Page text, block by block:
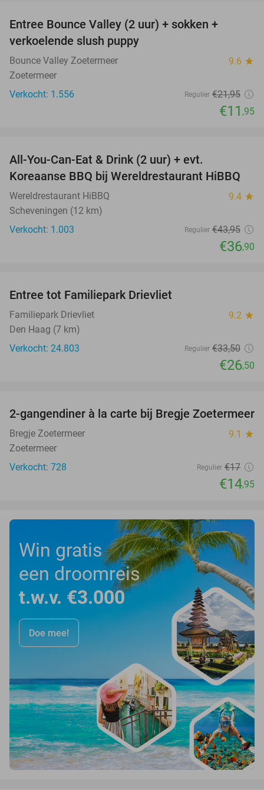
Entree Bounce Valley (2 uur) + sokken +
verkoelende slush puppy
Bounce Valley Zoetermeer 9.6 star
Zoetermeer
Verkocht: 1.556
Regulier €21,95
€11 ,95
All-You-Can-Eat & Drink (2 uur) + evt.
Koreaanse BBQ bij Wereldrestaurant HiBBQ
Wereldrestaurant HiBBQ 9.4 star
Scheveningen (12 km)
Verkocht: 1.003
Regulier €43,95
€36,90
Entree tot Familiepark Drievliet
Familiepark Drievliet 9.2 star
Den Haag (7 km)
Verkocht: 24.803
Regulier €33,50
€26,50
12%
2-gangendiner à la carte bij Bregje Zoetermeer
Bregje Zoetermeer 9.1 star
Zoetermeer
Verkocht: 728
Regulier €17
€14,95
Win gratis
een droomreis
t.w.v. €3.000
Doe mee!